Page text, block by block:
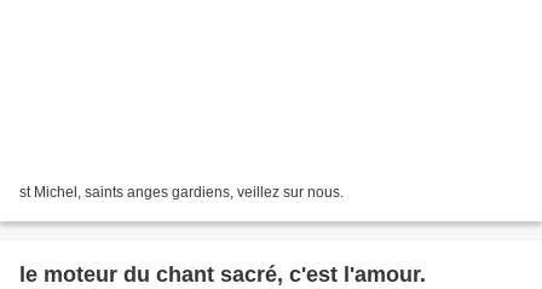
st Michel, saints anges gardiens, veillez sur nous.
le moteur du chant sacré, c'est l'amour.